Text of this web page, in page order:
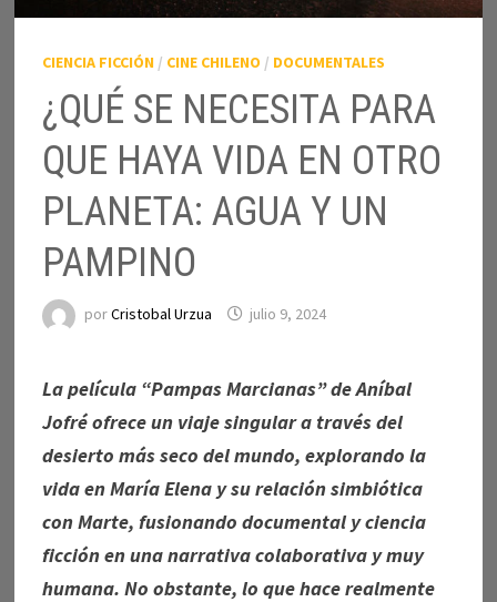
CIENCIA FICCIÓN / CINE CHILENO / DOCUMENTALES
¿QUÉ SE NECESITA PARA
QUE HAYA VIDA EN OTRO
PLANETA: AGUA Y UN
PAMPINO
porCristobal Urzua julio 9, 2024
La película “Pampas Marcianas” de Aníbal
Jofré ofrece un viaje singular a través del
desierto más seco del mundo, explorando la
vida en María Elena y su relación simbiótica
con Marte, fusionando documental y ciencia
ficción en una narrativa colaborativa y muy
humana. No obstante, lo que hace realmente